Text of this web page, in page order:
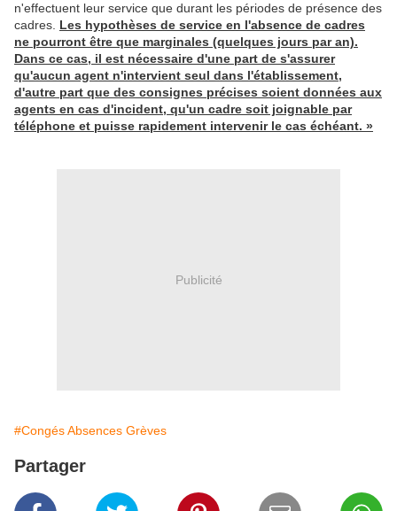
n'effectuent leur service que durant les périodes de présence des
cadres. Les hypothèses de service en l'absence de cadres
ne pourront être que marginales (quelques jours par an).
Dans ce cas, il est nécessaire d'une part de s'assurer
qu'aucun agent n'intervient seul dans l'établissement,
d'autre part que des consignes précises soient données aux
agents en cas d'incident, qu'un cadre soit joignable par
téléphone et puisse rapidement intervenir le cas échéant. »
Publicité
#Congés Absences Grèves
Partager